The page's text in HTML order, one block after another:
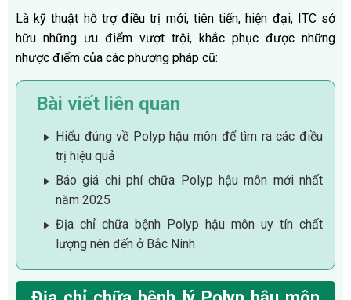
Là kỹ thuật hỗ trợ điều trị mới, tiên tiến, hiện đại, ITC sở
hữu những ưu điểm vượt trội, khắc phục được những
nhược điểm của các phương pháp cũ:
Bài viết liên quan
Hiểu đúng về Polyp hậu môn để tìm ra các điều
trị hiệu quả
Báo giá chi phí chữa Polyp hậu môn mới nhất
năm 2025
Địa chỉ chữa bệnh Polyp hậu môn uy tín chất
lượng nên đến ở Bắc Ninh